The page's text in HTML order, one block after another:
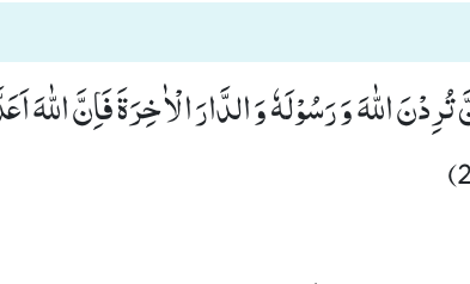
اللّٰهَ وَ رَسُوْلَهٗ وَ الدَّارَ الْاٰخِرَةَ فَاِنَّ